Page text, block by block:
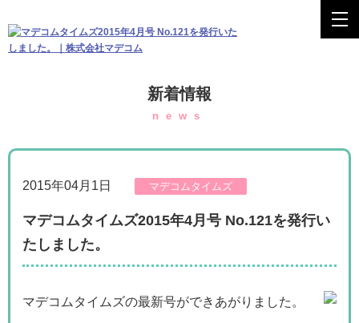
新着情報
news
2015年04月1日 マデコムタイムズ
マデコムタイムズ2015年4月号 No.121を発行い
たしました。
マデコムタイムズの最新号ができあがりました。